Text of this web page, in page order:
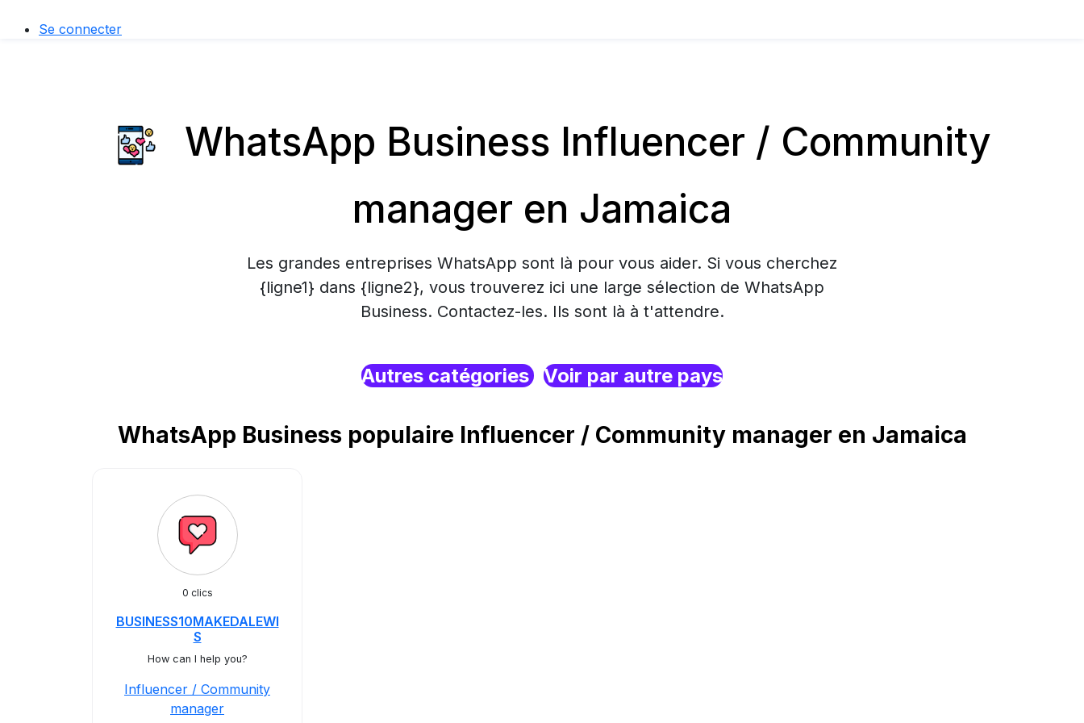
Se connecter
WhatsApp Business Influencer / Community
manager en Jamaica
Les grandes entreprises WhatsApp sont là pour vous aider. Si vous cherchez
{ligne1} dans {ligne2}, vous trouverez ici une large sélection de WhatsApp
Business. Contactez-les. Ils sont là à t'attendre.
Autres catégories Voir par autre pays
WhatsApp Business populaire Influencer / Community manager en Jamaica
0 clics
BUSINESS10MAKEDALEWI
S
How can I help you?
Influencer / Community
manager